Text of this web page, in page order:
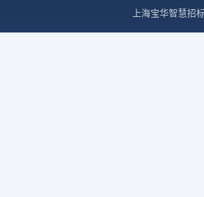
上海宝华智慧招